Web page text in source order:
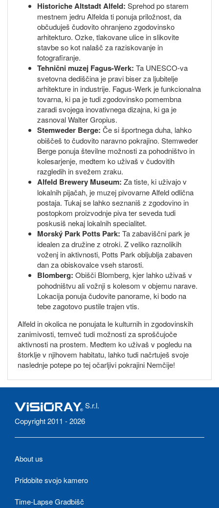
Historiche Altstadt Alfeld: Sprehod po starem
mestnem jedru Alfelda ti ponuja priložnost, da
občuduješ čudovito ohranjeno zgodovinsko
arhitekturo. Ozke, tlakovane ulice in slikovite
stavbe so kot nalašč za raziskovanje in
fotografiranje.
Tehnični muzej Fagus-Werk: Ta UNESCO-va
svetovna dediščina je pravi biser za ljubitelje
arhitekture in industrije. Fagus-Werk je funkcionalna
tovarna, ki pa je tudi zgodovinsko pomembna
zaradi svojega inovativnega dizajna, ki ga je
zasnoval Walter Gropius.
Stemweder Berge: Če si športnega duha, lahko
obiščeš to čudovito naravno pokrajino. Stemweder
Berge ponuja številne možnosti za pohodništvo in
kolesarjenje, medtem ko uživaš v čudovitih
razgledih in svežem zraku.
Alfeld Brewery Museum: Za tiste, ki uživajo v
lokalnih pijačah, je muzej pivovarne Alfeld odlična
postaja. Tukaj se lahko seznaniš z zgodovino in
postopkom proizvodnje piva ter seveda tudi
poskusiš nekaj lokalnih specialitet.
Morský Park Potts Park: Ta zabaviščni park je
idealen za družine z otroki. Z veliko raznolikih
voženj in aktivnosti, Potts Park obljublja zabaven
dan za obiskovalce vseh starosti.
Blomberg: Obišči Blomberg, kjer lahko uživaš v
pohodništvu ali vožnji s kolesom v objemu narave.
Lokacija ponuja čudovite panorame, ki bodo na
tebe zagotovo pustile trajen vtis.
Alfeld in okolica ne ponujata le kulturnih in zgodovinskih
zanimivosti, temveč tudi možnosti za sproščujoče
aktivnosti na prostem. Medtem ko uživaš v pogledu na
štorklje v njihovem habitatu, lahko tudi načrtuješ svoje
naslednje potepe po tej očarljivi pokrajini Nemčije!
S.r.l.
Copyright 2011 - 2026
About us
Pridobite svojo kamero
Time-Lapse Gradbišč